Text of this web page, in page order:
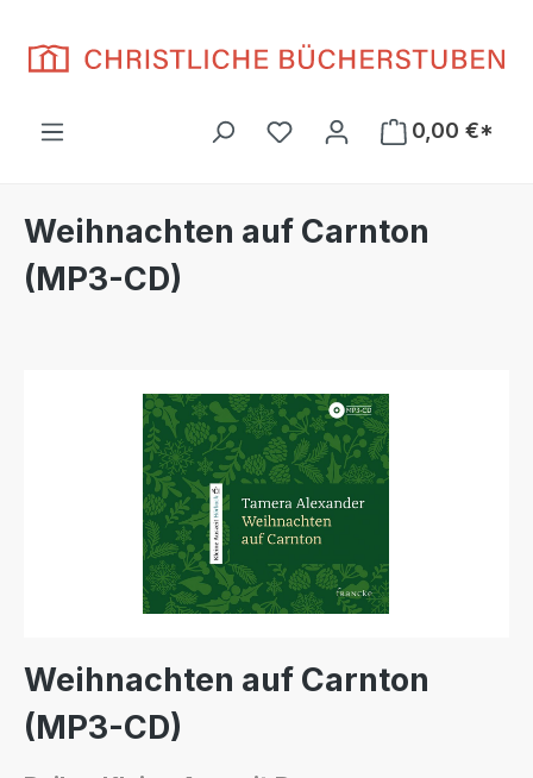
Du hast 0 Produkte auf
0,00 €*
Weihnachten auf Carnton
(MP3-CD)
Weihnachten auf Carnton
(MP3-CD)